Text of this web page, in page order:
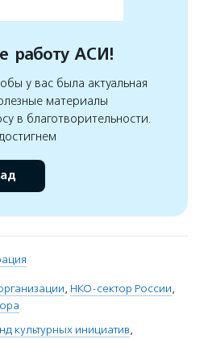
работу АСИ!
у вас была актуальная
материалы
в благотворительности.
, НКО-сектор России,
культурных инициатив,